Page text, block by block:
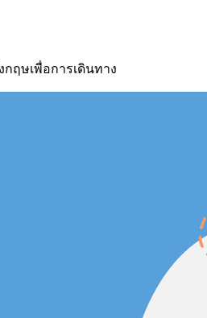
ฤษเพื่อการเดินทาง